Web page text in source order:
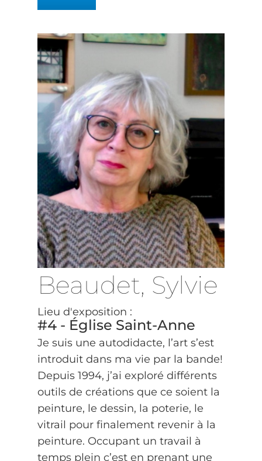
Beaudet, Sylvie
Lieu d'exposition :
#4 - Église Saint-Anne
Je suis une autodidacte, l’art s’est
introduit dans ma vie par la bande!
Depuis 1994, j’ai exploré différents
outils de créations que ce soient la
peinture, le dessin, la poterie, le
vitrail pour finalement revenir à la
peinture. Occupant un travail à
temps plein c’est en prenant une